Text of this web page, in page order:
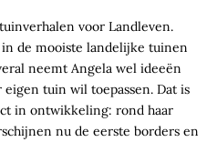
voor Landleven.
de mooiste landelijke tuinen
neemt Angela wel ideeën
eigen tuin wil toepassen. Dat is
in ontwikkeling: rond haar
nu de eerste borders en